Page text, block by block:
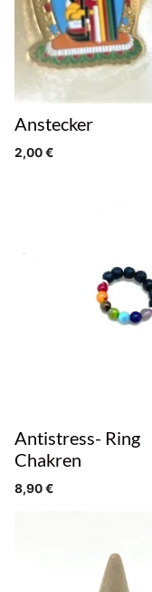
Anstecker
2,00€
Antistress- Ring
Chakren
8,90€